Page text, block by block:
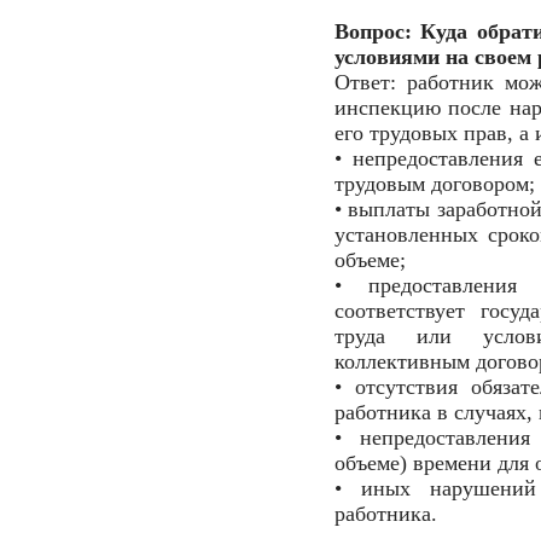
Вопрос: Куда
условиями на своем
Ответ: работник
инспекцию после
его трудовых прав, а
• непредоставления
трудовым договором;
• выплаты
установленных
объеме;
•
соответствует
труда или
коллективным
• отсутствия
работника в
•
объеме) времени для
• иных нарушений
работника.